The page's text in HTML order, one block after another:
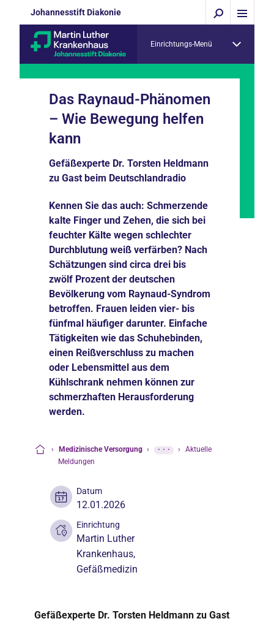
Johannesstift Diakonie
Einrichtungs-Menü
Das Raynaud-Phänomen
– Wie Bewegung helfen
kann
Gefäßexperte Dr. Torsten Heldmann
zu Gast beim Deutschlandradio
Kennen Sie das auch: Schmerzende
kalte Finger und Zehen, die sich bei
feuchter Kälte wegen schlechter
Durchblutung weiß verfärben? Nach
Schätzungen sind circa drei bis
zwölf Prozent der deutschen
Bevölkerung vom Raynaud-Syndrom
betroffen. Frauen leiden vier- bis
fünfmal häufiger darunter. Einfache
Tätigkeiten wie das Schuhebinden,
einen Reißverschluss zu machen
oder Lebensmittel aus dem
Kühlschrank nehmen können zur
schmerzhaften Herausforderung
werden.
› Medizinische Versorgung › ··· ›
Aktuelle
Meldungen
Datum
12.01.2026
Einrichtung
Martin Luther
Krankenhaus,
Gefäßmedizin
Gefäßexperte Dr. Torsten Heldmann zu Gast